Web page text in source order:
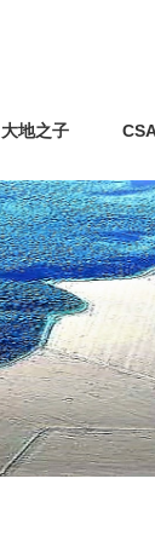
大地之子